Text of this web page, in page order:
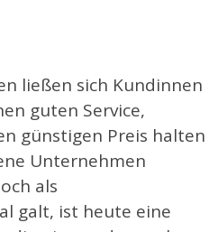
ließen sich Kundinnen
guten Service,
günstigen Preis halten
Unternehmen
als
galt, ist heute eine